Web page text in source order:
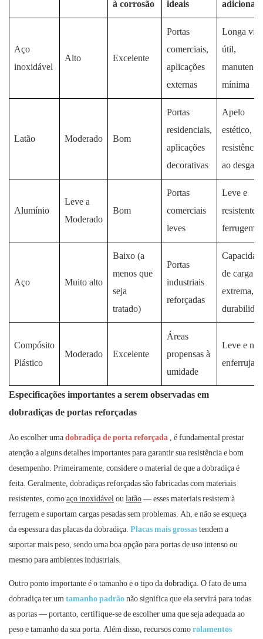
à corrosão ideais adicionais
Aço
inoxidável
Alto Excelente
Portas
comerciais,
aplicações
externas
Longa
útil,
mínima
Latão Moderado Bom
Portas
residenciais,
aplicações
decorativas
Apelo
estético,
resistência
ao
Alumínio
Leve a
Moderado
Bom
Portas
comerciais
leves
Leve e
resistente à
ferrugem.
Aço Muito alto
Baixo (a
menos que
seja
tratado)
Portas
industriais
reforçadas
de carga
extrema,
Compósito
Plástico
Moderado Excelente
Áreas
propensas à
umidade
Leve e não
enferruja.
Especificações importantes a serem observadas em
dobradiças de portas reforçadas
Ao escolher umadobradiça de porta reforçada , é fundamental prestar
atenção a alguns detalhes importantes para garantir sua resistência e bom
desempenho. Primeiramente, considere o material de que a dobradiça é
feita. Geralmente, dobradiças reforçadas são fabricadas com materiais
resistentes, comoaço inoxidáveloulatão— esses materiais resistem à
ferrugem e suportam cargas pesadas sem problemas. Ah, e não se esqueça
da espessura das placas da dobradiça. Placas mais grossastendem a
suportar mais peso, sendo uma boa opção para portas de uso intenso ou
mesmo para ambientes industriais.
Outro ponto importante é o tamanho e o tipo da dobradiça. O fato de uma
dobradiça ter umtamanho padrãonão significa que ela servirá para todas
as portas — portanto, certifique-se de escolher uma que seja adequada ao
peso e tamanho da sua porta. Além disso, recursos comorolamentos